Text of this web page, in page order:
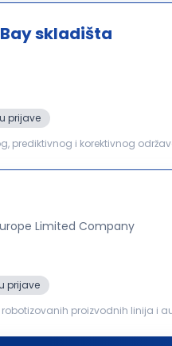
skladišta
prijave
Limited Company
prijave
robotizovanih proizvodnih linija i